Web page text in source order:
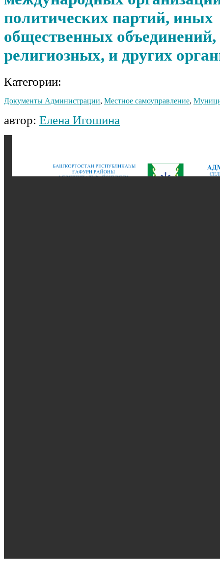
политических партий, иных
общественных объединений,
религиозных, и других
Категории:
Документы Администрации, Местное самоуправление,
автор: Елена Игошина